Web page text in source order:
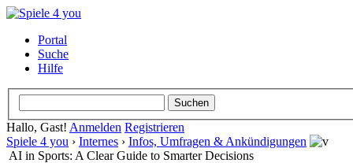
Portal
Suche
Hilfe
Hallo, Gast! Anmelden Registrieren
Spiele 4 you › Internes › Infos, Umfragen & Ankündigungen
AI in Sports: A Clear Guide to Smarter Decisions